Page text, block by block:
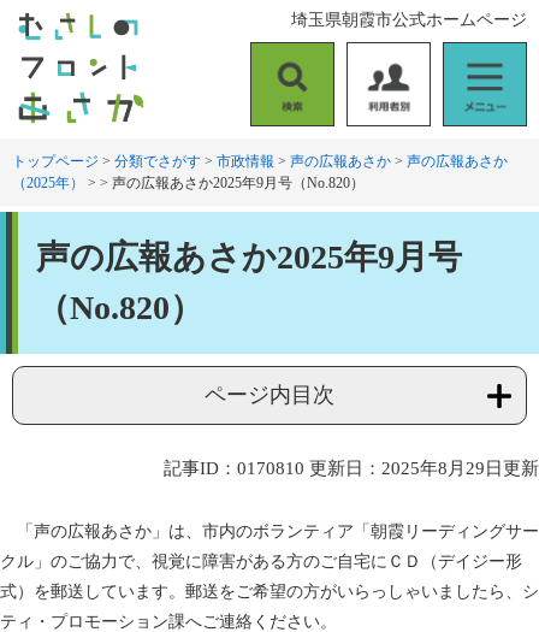
。
て
索
用
者
別
ニ
ュ
埼玉県朝霞市公式ホームページ
トップページ > 分類でさがす > 市政情報 > 声の広報あさか > 声の広報あさか
（2025年）
> > 声の広報あさか2025年9月号（No.820）
声の広報あさか2025年9月号
（No.820）
ページ内目次
記事ID：0170810 更新日：2025年8月29日更新
「声の広報あさか」は、市内のボランティア「朝霞リーディングサー
クル」のご協力で、視覚に障害がある方のご自宅にＣＤ（デイジー形
式）を郵送しています。郵送をご希望の方がいらっしゃいましたら、シ
ティ・プロモーション課へご連絡ください。